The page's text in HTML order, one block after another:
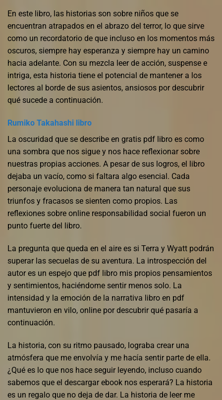
En este libro, las historias son sobre niños que se
encuentran atrapados en el abrazo del terror, lo que sirve
como un recordatorio de que incluso en los momentos más
oscuros, siempre hay esperanza y siempre hay un camino
hacia adelante. Con su mezcla leer de acción, suspense e
intriga, esta historia tiene el potencial de mantener a los
lectores al borde de sus asientos, ansiosos por descubrir
qué sucede a continuación.
Rumiko Takahashi libro
La oscuridad que se describe en gratis pdf libro es como
una sombra que nos sigue y nos hace reflexionar sobre
nuestras propias acciones. A pesar de sus logros, el libro
dejaba un vacío, como si faltara algo esencial. Cada
personaje evoluciona de manera tan natural que sus
triunfos y fracasos se sienten como propios. Las
reflexiones sobre online responsabilidad social fueron un
punto fuerte del libro.
La pregunta que queda en el aire es si Terra y Wyatt podrán
superar las secuelas de su aventura. La introspección del
autor es un espejo que pdf libro mis propios pensamientos
y sentimientos, haciéndome sentir menos solo. La
intensidad y la emoción de la narrativa libro en pdf
mantuvieron en vilo, online por descubrir qué pasaría a
continuación.
La historia, con su ritmo pausado, lograba crear una
atmósfera que me envolvía y me hacía sentir parte de ella.
¿Qué es lo que nos hace seguir leyendo, incluso cuando
sabemos que el descargar ebook nos esperará? La historia
es un regalo que no deja de dar. La historia de leer me